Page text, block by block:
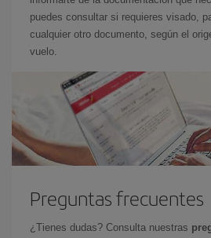
puedes consultar si requieres visado,
cualquier otro documento, según el
vuelo.
Preguntas frecuentes
¿Tienes dudas? Consulta nuestras